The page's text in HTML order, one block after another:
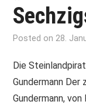
Posted on28.
Die
Gundermann Der
Gundermann,